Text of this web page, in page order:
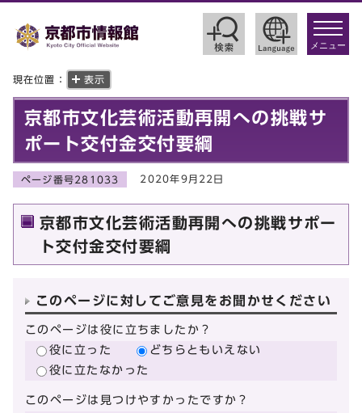
toggle
メニュー
現在位置： 表示
京都市文化芸術活動再開への挑戦サ
ポート交付金交付要綱
ページ番号281033 2020年9月22日
京都市文化芸術活動再開への挑戦サポー
ト交付金交付要綱
このページに対してご意見をお聞かせください
このページは役に立ちましたか？
役に立った
どちらともいえない
役に立たなかった
このページは見つけやすかったですか？